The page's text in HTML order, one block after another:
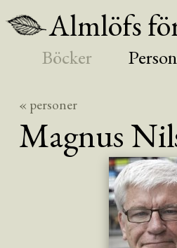
Almlöfs
Böcker
« personer
Magnus